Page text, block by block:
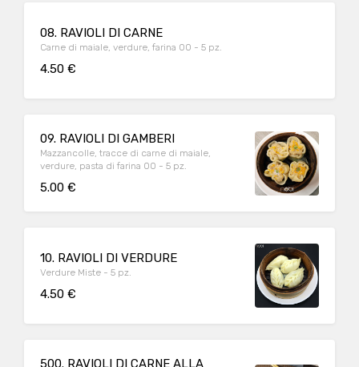
08. RAVIOLI DI CARNE
Carne di maiale, verdure, farina 00 - 5 pz.
4.50 €
09. RAVIOLI DI GAMBERI
Mazzancolle, tracce di carne di maiale,
verdure, pasta di farina 00 - 5 pz.
5.00 €
10. RAVIOLI DI VERDURE
Verdure Miste - 5 pz.
4.50 €
500. RAVIOLI DI CARNE ALLA